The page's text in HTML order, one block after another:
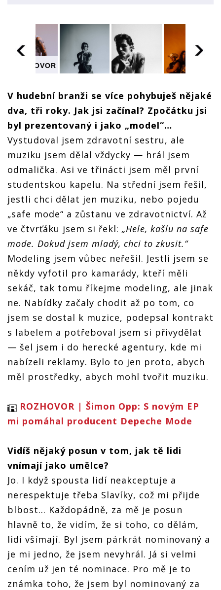
ROZHOVOR
tady být
pro mladé
rockové
kteří jsou
odkázaní
na
zahraniční
Zpívání v
češtině
jsem se
dlouho
ROZHOVOR
| Šimon
Opp: Chci
tady být
pro mladé
rockové
kteří jsou
odkázaní
na
zahraniční
muziku.
Zpívání v
jsem se
dlouho
vyhýbal
ROZHOVOR
Opp: Chci
tady být
pro mladé
rockové
fanoušky,
kteří jsou
odkázaní
na
zahraniční
muziku.
Zpívání v
češtině
jsem se
dlouho
vyhýbal
ROZHOVOR
| Šimon
Opp: Chci
tady být
pro mladé
rockové
fanoušky,
kteří jsou
odkázaní
na
zahraniční
muziku.
Zpívání v
jsem se
dlouho
V hudební branži se více pohybuješ nějaké
dva, tři roky. Jak jsi začínal? Zpočátku jsi
byl prezentovaný i jako „model“…
Vystudoval jsem zdravotní sestru, ale
muziku jsem dělal vždycky — hrál jsem
odmalička. Asi ve třinácti jsem měl první
studentskou kapelu. Na střední jsem řešil,
jestli chci dělat jen muziku, nebo pojedu
„safe mode“ a zůstanu ve zdravotnictví. Až
ve čtvrťáku jsem si řekl: „Hele, kašlu na safe
mode. Dokud jsem mladý, chci to zkusit.“
Modeling jsem vůbec neřešil. Jestli jsem se
někdy vyfotil pro kamarády, kteří měli
sekáč, tak tomu říkejme modeling, ale jinak
ne. Nabídky začaly chodit až po tom, co
jsem se dostal k muzice, podepsal kontrakt
s labelem a potřeboval jsem si přivydělat
— šel jsem i do herecké agentury, kde mi
nabízeli reklamy. Bylo to jen proto, abych
měl prostředky, abych mohl tvořit muziku.
ROZHOVOR | Šimon Opp: S novým EP
mi pomáhal producent Depeche Mode
Vidíš nějaký posun v tom, jak tě lidi
vnímají jako umělce?
Jo. I když spousta lidí neakceptuje a
nerespektuje třeba Slavíky, což mi přijde
blbost… Každopádně, za mě je posun
hlavně to, že vidím, že si toho, co dělám,
lidi všímají. Byl jsem párkrát nominovaný a
je mi jedno, že jsem nevyhrál. Já si velmi
cením už jen té nominace. Pro mě je to
známka toho, že jsem byl nominovaný za